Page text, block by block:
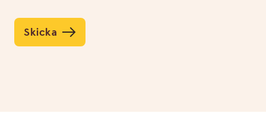
Skicka